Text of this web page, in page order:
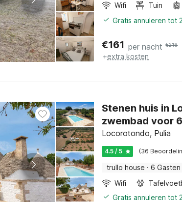
Wifi
Tuin
Gratis annuleren tot
€161 per nacht €216
+extra kosten
Stenen huis in
zwembad voor
Locorotondo, Pulia
4.5 / 5 (36
trullo house · 6 Gasten
Wifi
Gratis annuleren tot